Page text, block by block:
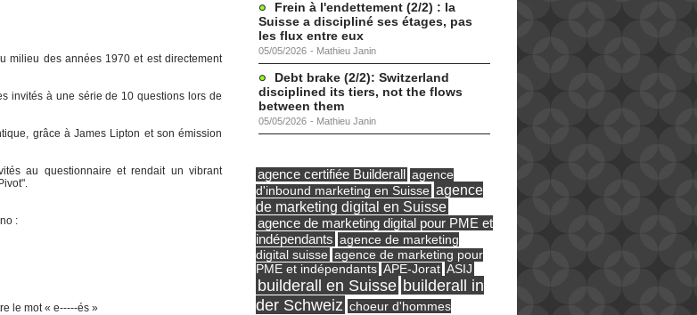
milieu des années 1970 et est directement
invités à une série de 10 questions lors de
grâce à James Lipton et son émission
au questionnaire et rendait un vibrant
:
le mot « e-----és »
Frein à l'endettement (2/2) : la
Suisse a discipliné ses étages, pas
les flux entre eux
05/05/2026 - Mathieu Janin
Debt brake (2/2): Switzerland
disciplined its tiers, not the flows
between them
05/05/2026 - Mathieu Janin
agence certifiée Builderall
agence
d'inbound marketing en Suisse agence
de marketing digital en Suisse
agence de marketing digital pour PME et
indépendants agence de marketing
digital suisse agence de marketing pour
PME et indépendants APE-Jorat ASIJ
builderall en Suisse builderall in
der Schweiz choeur d'hommes